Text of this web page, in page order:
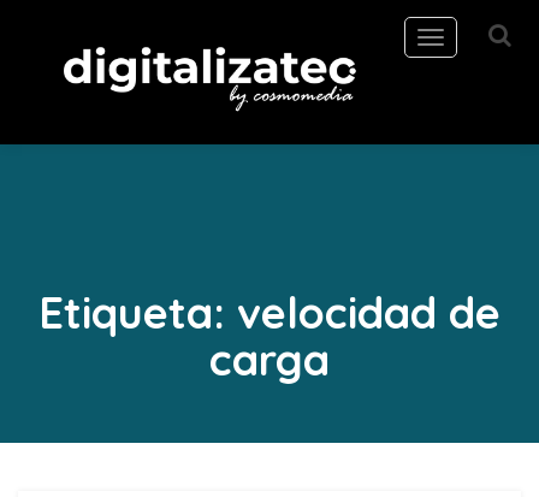
Toggle
navigation
Etiqueta: velocidad de
carga